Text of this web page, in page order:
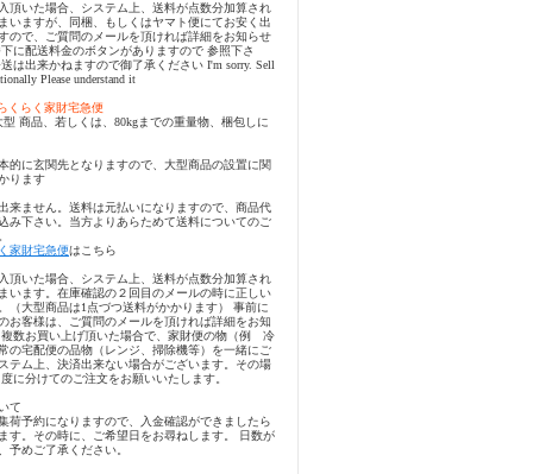
頂いた場合、システム上、送料が点数分加算され
いますが、同梱、もしくはヤマト便にてお安く出
ので、ご質問のメールを頂ければ詳細をお知らせ
に配送料金のボタンがありますので 参照下さ
は出来かねますので御了承ください I'm sorry. Sell
Please understand it
らく家財宅急便
商品、若しくは、80kgまでの重量物、梱包しに
的に玄関先となりますので、大型商品の設置に関
ります
来ません。送料は元払いになりますので、商品代
み下さい。当方よりあらためて送料についてのご
家財宅急便はこちら
頂いた場合、システム上、送料が点数分加算され
います。在庫確認の２回目のメールの時に正しい
（大型商品は1点づつ送料がかかります） 事前に
お客様は、ご質問のメールを頂ければ詳細をお知
数お買い上げ頂いた場合で、家財便の物（例 冷
の宅配便の品物（レンジ、掃除機等）を一緒にご
テム上、決済出来ない場合がございます。その場
に分けてのご注文をお願いいたします。
て
荷予約になりますので、入金確認ができましたら
す。その時に、ご希望日をお尋ねします。 日数が
予めご了承ください。